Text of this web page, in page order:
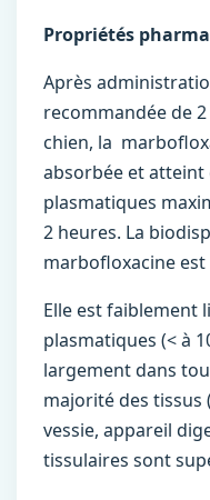
Propriétés
Après
recommandée de
chien, la
absorbée et
plasmatiques
2 heures. La
marbofloxacine est
Elle est faiblement
plasmatiques (< à
largement dans
majorité des tissus
vessie, appareil
tissulaires sont